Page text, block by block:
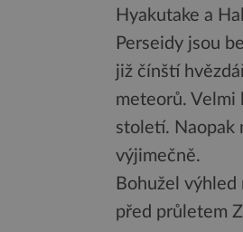
Hyakutake a
Perseidy jsou
již čínští
meteorů. Velmi
století. Naopak
výjimečně.
Bohužel
před průletem